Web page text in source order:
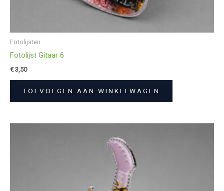
Fotolijsten
Fotolijst Gitaar 6
€3,50
TOEVOEGEN AAN WINKELWAGEN